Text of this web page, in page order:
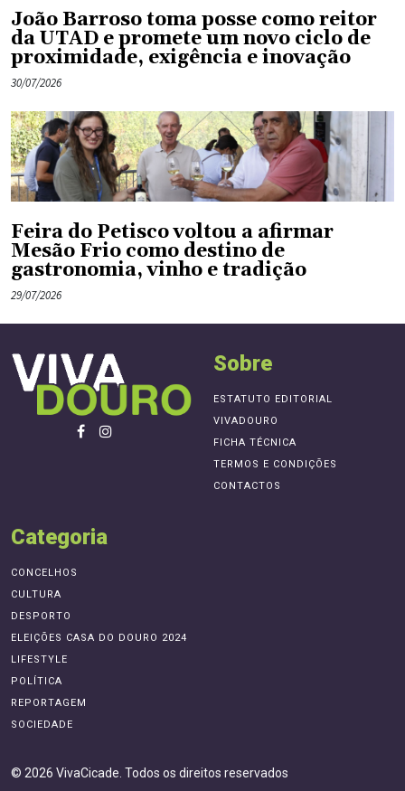
João Barroso toma posse como reitor
da UTAD e promete um novo ciclo de
proximidade, exigência e inovação
30/07/2026
Feira do Petisco voltou a afirmar
Mesão Frio como destino de
gastronomia, vinho e tradição
29/07/2026
Sobre
ESTATUTO EDITORIAL
VIVADOURO
FICHA TÉCNICA
TERMOS E CONDIÇÕES
CONTACTOS
Categoria
CONCELHOS
CULTURA
DESPORTO
ELEIÇÕES CASA DO DOURO 2024
LIFESTYLE
POLÍTICA
REPORTAGEM
SOCIEDADE
© 2026 VivaCicade. Todos os direitos reservados